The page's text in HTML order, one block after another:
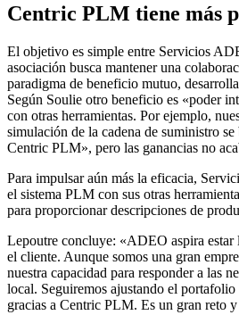
Centric PLM tiene más
El objetivo es simple entre Servicios
asociación busca mantener una
paradigma de beneficio mutuo,
Según Soulie otro beneficio es «poder
con otras herramientas. Por ejemplo,
simulación de la cadena de suministro se
Centric PLM», pero las ganancias no
Para impulsar aún más la eficacia,
el sistema PLM con sus otras
para proporcionar descripciones de
Lepoutre concluye: «ADEO aspira estar
el cliente. Aunque somos una gran
nuestra capacidad para responder a las
local. Seguiremos ajustando el portafolio
gracias a Centric PLM. Es un gran reto